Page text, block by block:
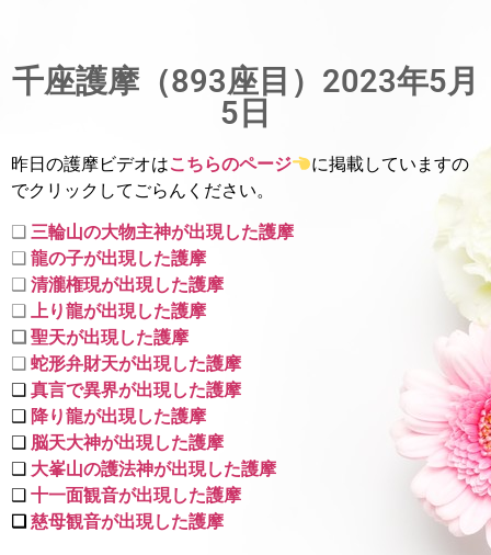
千座護摩（893座目）2023年5月
5日
昨日の護摩ビデオはこちらのページ に掲載していますの
でクリックしてごらんください。
❑ 三輪山の大物主神が出現した護摩
❑ 龍の子が出現した護摩
❑ 清瀧権現が出現した護摩
❑ 上り龍が出現した護摩
❑ 聖天が出現した護摩
❑ 蛇形弁財天が出現した護摩
❑ 真言で異界が出現した護摩
❑ 降り龍が出現した護摩
❑ 脳天大神が出現した護摩
❑ 大峯山の護法神が出現した護摩
❑ 十一面観音が出現した護摩
❑ 慈母観音が出現した護摩